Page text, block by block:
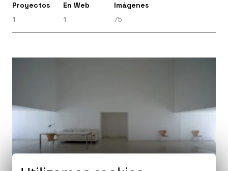
Proyectos
1
En Web
1
Imágenes
75
Casa en Zahora